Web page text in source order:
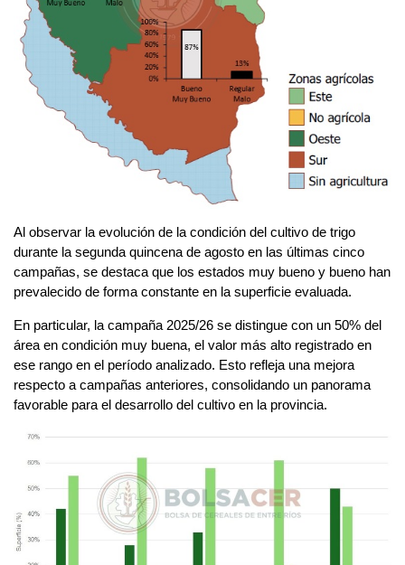
Al observar la evolución de la condición del cultivo de trigo
durante la segunda quincena de agosto en las últimas cinco
campañas, se destaca que los estados muy bueno y bueno han
prevalecido de forma constante en la superficie evaluada.
En particular, la campaña 2025/26 se distingue con un 50% del
área en condición muy buena, el valor más alto registrado en
ese rango en el período analizado. Esto refleja una mejora
respecto a campañas anteriores, consolidando un panorama
favorable para el desarrollo del cultivo en la provincia.